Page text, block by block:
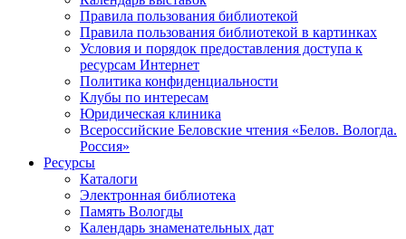
Правила пользования библиотекой
Правила пользования библиотекой в картинках
Условия и порядок предоставления доступа к
ресурсам Интернет
Политика конфиденциальности
Клубы по интересам
Юридическая клиника
Всероссийские Беловские чтения «Белов. Вологда.
Россия»
Ресурсы
Каталоги
Электронная библиотека
Память Вологды
Календарь знаменательных дат